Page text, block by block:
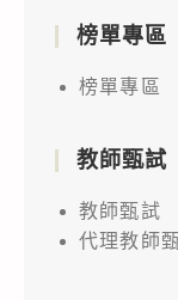
榜單專區
榜單專區
教師甄試
教師甄試
代理教師